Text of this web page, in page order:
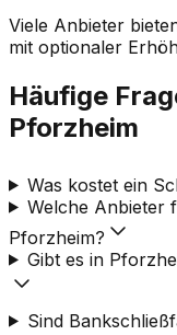
Viele Anbieter
mit optionaler
Häufige
Pforzheim
Was kostet ein
Welche Anbieter
Pforzheim?
Gibt es in
Sind